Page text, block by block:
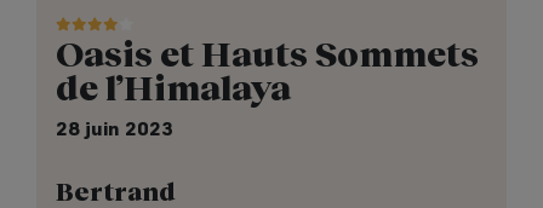
Oasis et Hauts Sommets
de l’Himalaya
28 juin 2023
Bertrand